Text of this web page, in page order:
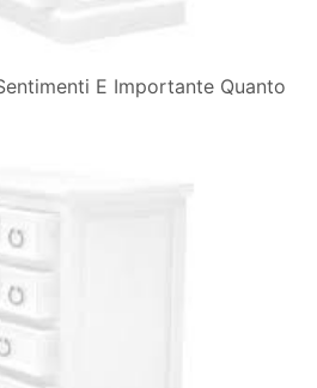
E Importante Quanto